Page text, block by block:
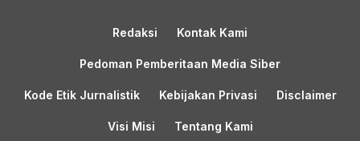
Redaksi Kontak Kami
Pedoman Pemberitaan Media Siber
Kode Etik Jurnalistik Kebijakan Privasi Disclaimer
Visi Misi Tentang Kami